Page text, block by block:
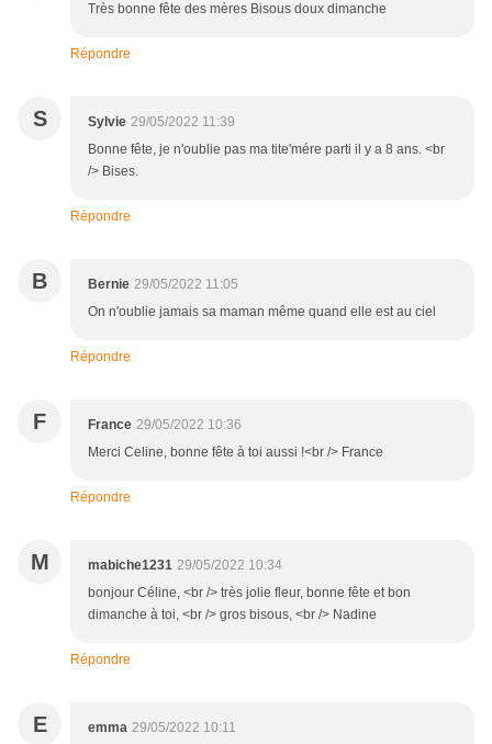
Très bonne fête des mères Bisous doux dimanche
Répondre
S Sylvie 29/05/2022 11:39
Bonne fête, je n'oublie pas ma tite'mére parti il y a 8 ans. <br
/> Bises.
Répondre
B Bernie 29/05/2022 11:05
On n'oublie jamais sa maman même quand elle est au ciel
Répondre
F France 29/05/2022 10:36
Merci Celine, bonne fête à toi aussi !<br /> France
Répondre
M mabiche1231 29/05/2022 10:34
bonjour Céline, <br /> très jolie fleur, bonne fête et bon
dimanche à toi, <br /> gros bisous, <br /> Nadine
Répondre
E emma 29/05/2022 10:11